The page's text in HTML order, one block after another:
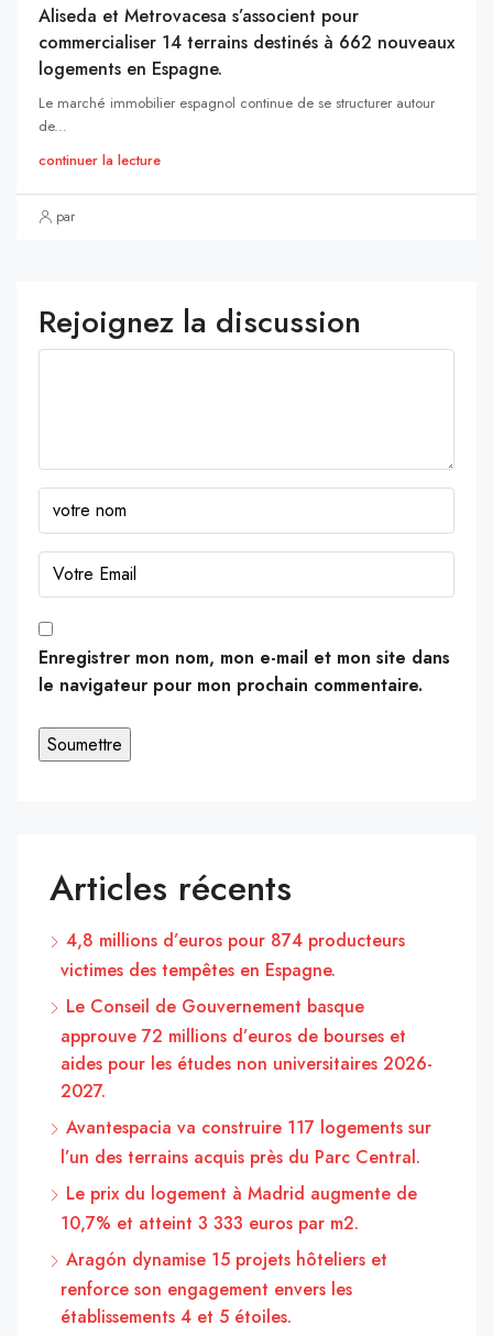
Aliseda et Metrovacesa s’associent pour
commercialiser 14 terrains destinés à 662 nouveaux
logements en Espagne.
Le marché immobilier espagnol continue de se structurer autour
de...
continuer la lecture
par
Rejoignez la discussion
Enregistrer mon nom, mon e-mail et mon site dans
le navigateur pour mon prochain commentaire.
Articles récents
4,8 millions d’euros pour 874 producteurs
victimes des tempêtes en Espagne.
Le Conseil de Gouvernement basque
approuve 72 millions d’euros de bourses et
aides pour les études non universitaires 2026-
2027.
Avantespacia va construire 117 logements sur
l’un des terrains acquis près du Parc Central.
Le prix du logement à Madrid augmente de
10,7% et atteint 3 333 euros par m2.
Aragón dynamise 15 projets hôteliers et
renforce son engagement envers les
établissements 4 et 5 étoiles.